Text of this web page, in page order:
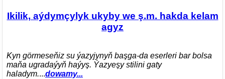
Ikilik, aýdymçylyk ukyby we ş.m. hakda kelam
agyz
Kyn görmeseňiz su ýazyjynyň başga-da eserleri bar bolsa
maňa ugradaýyň haýyş. Ýazyeşy stilini gaty
haladym....dowamy...